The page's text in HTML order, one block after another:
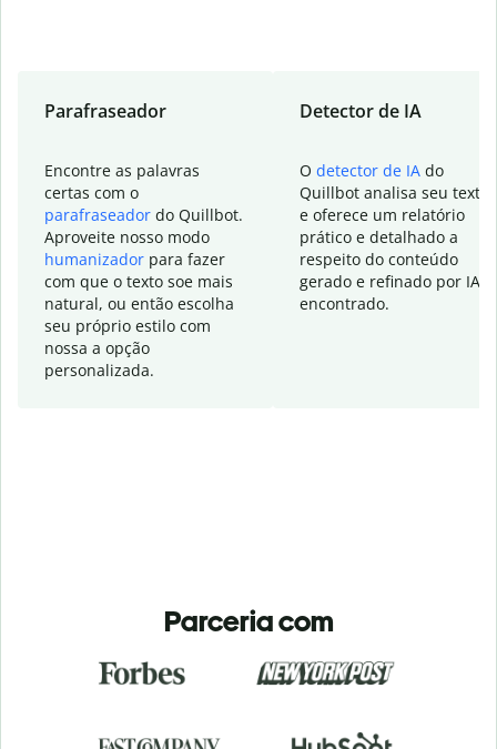
Parafraseador
Encontre as palavras
certas com o
parafraseador do Quillbot.
Aproveite nosso modo
humanizador para fazer
com que o texto soe mais
natural, ou então escolha
seu próprio estilo com
nossa a opção
personalizada.
Detector de IA
O detector de IA do
Quillbot analisa seu texto
e oferece um relatório
prático e detalhado a
respeito do conteúdo
gerado e refinado por IA
encontrado.
Parceria com